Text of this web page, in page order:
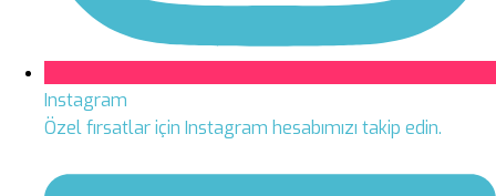
Instagram
Özel fırsatlar için Instagram hesabımızı takip edin.